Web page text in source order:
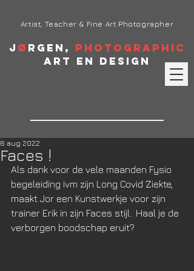
J ø rgen, Photographic
Art en Design
Artist, Teacher & Fine Art Photographer
Faces !
6 aug 2022
Als dank voor de vele maanden Fysio
begeleiding ivm zijn Long Covid Ziekte,
maakt Jor een Kunstwerkje voor zijn
trainer Erik in zijn Faces stijl.. Haal je de
verborgen boodschap eruit?